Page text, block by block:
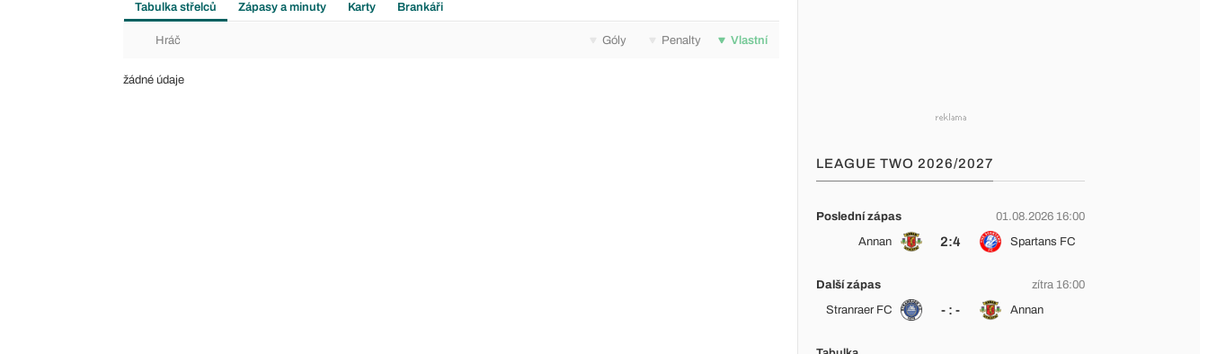
Tabulka střelců Zápasy a minuty Karty Brankáři
Hráč Góly Penalty Vlastní
žádné údaje
LEAGUE TWO 2026/2027
Poslední zápas
01.08.2026 16:00
Annan
2:4 Spartans FC
Další zápas
zítra 16:00
Stranraer FC
- : - Annan